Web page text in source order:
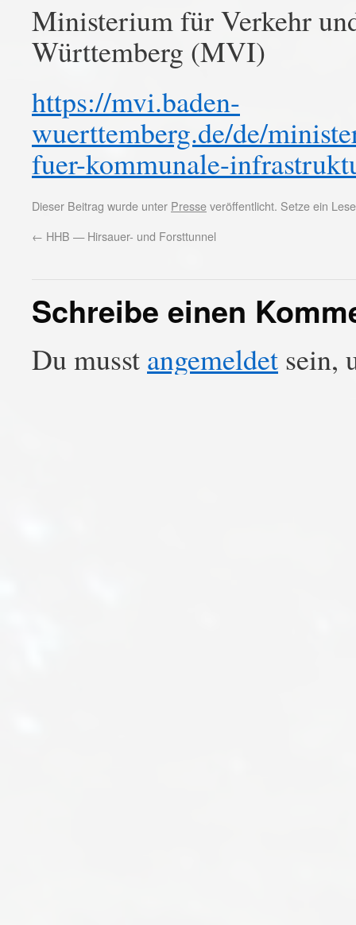
Ministerium für Verkehr
Württemberg (MVI)
https://mvi.baden-
wuerttemberg.de/de/
fuer-kommunale-
Dieser Beitrag wurde unter Presseveröffentlicht. Setze ein
← HHB — Hirsauer- und Forsttunnel
Schreibe einen
Du musst angemeldet sein,